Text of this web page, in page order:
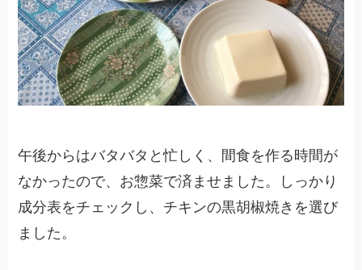
午後からはバタバタと忙しく、間食を作る時間が
なかったので、お惣菜で済ませました。しっかり
成分表をチェックし、チキンの黒胡椒焼きを選び
ました。